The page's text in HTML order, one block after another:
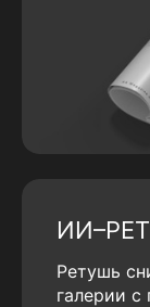
Ретушь
галерии